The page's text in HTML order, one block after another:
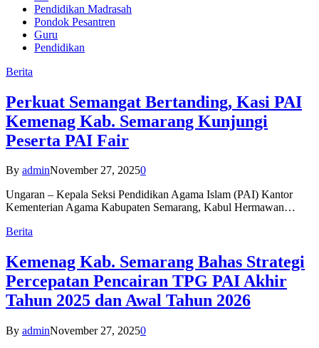
Pendidikan Madrasah
Pondok Pesantren
Guru
Pendidikan
Berita
Perkuat Semangat Bertanding, Kasi PAI
Kemenag Kab. Semarang Kunjungi
Peserta PAI Fair
By adminNovember 27, 20250
Ungaran – Kepala Seksi Pendidikan Agama Islam (PAI) Kantor
Kementerian Agama Kabupaten Semarang, Kabul Hermawan…
Berita
Kemenag Kab. Semarang Bahas Strategi
Percepatan Pencairan TPG PAI Akhir
Tahun 2025 dan Awal Tahun 2026
By adminNovember 27, 20250